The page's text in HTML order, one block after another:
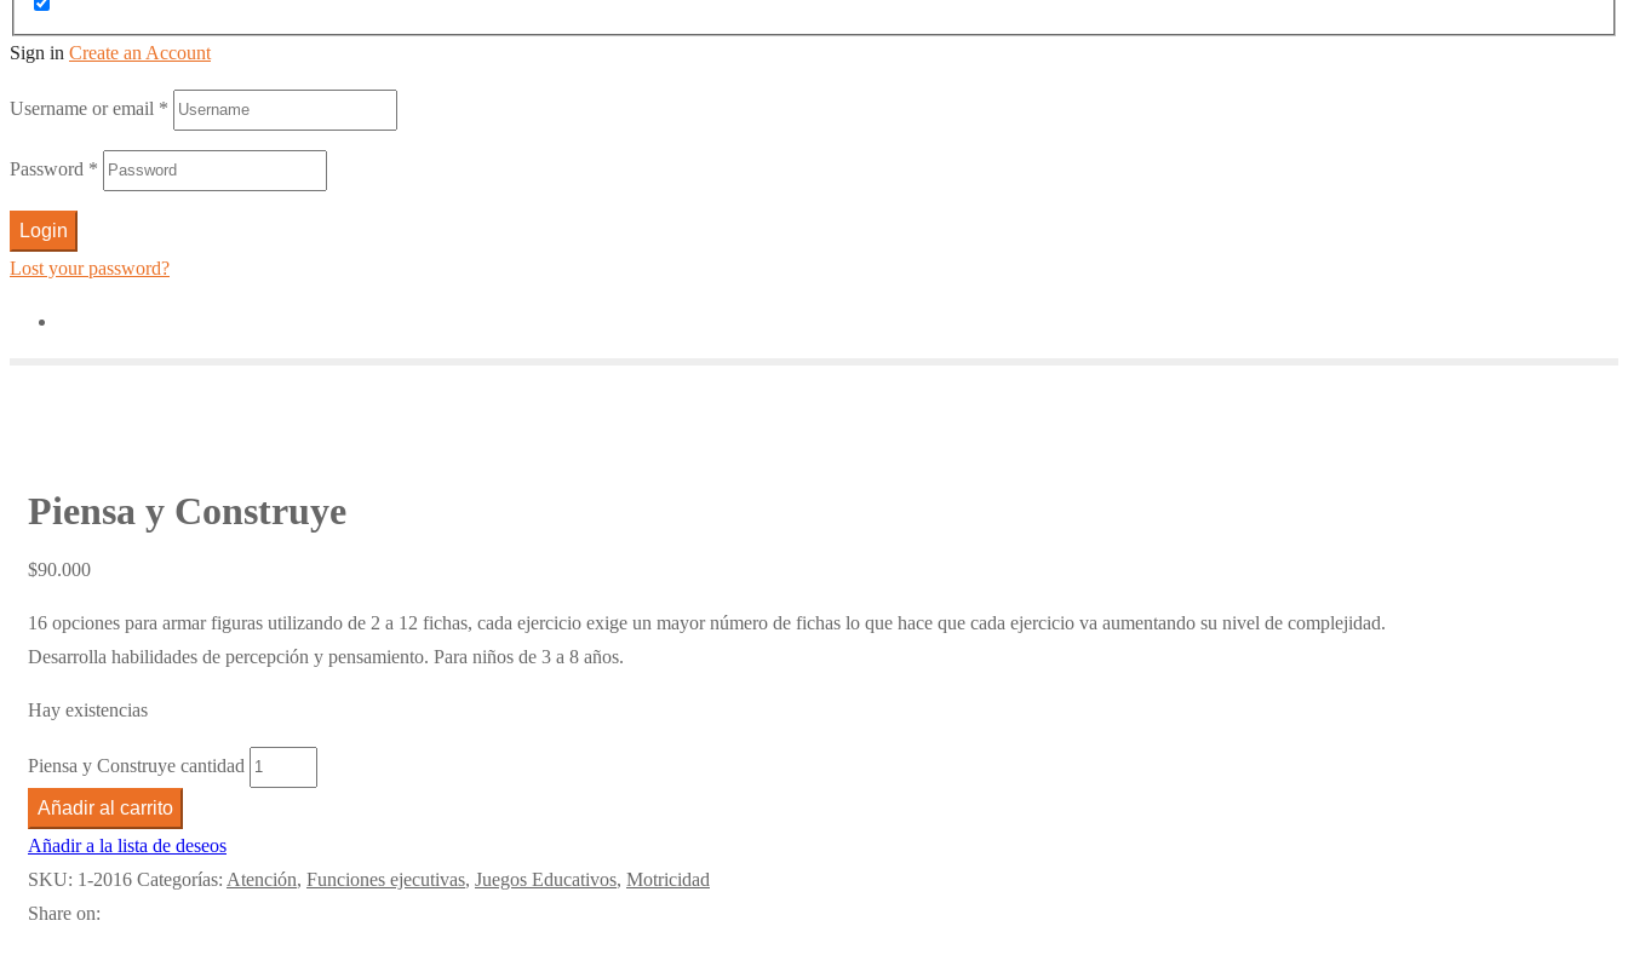
Sign in Create an Account
Username or email *
Password *
Login
Lost your password?
Piensa y Construye
$90.000
16 opciones para armar figuras utilizando de 2 a 12 fichas, cada ejercicio exige un mayor número de fichas lo que hace que cada ejercicio va aumentando su nivel de complejidad.
Desarrolla habilidades de percepción y pensamiento. Para niños de 3 a 8 años.
Hay existencias
Piensa y Construye cantidad
Añadir al carrito
Añadir a la lista de deseos
SKU: 1-2016 Categorías: Atención, Funciones ejecutivas, Juegos Educativos, Motricidad
Share on: